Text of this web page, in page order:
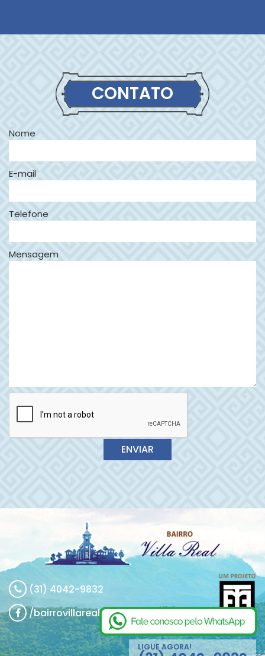
LIGUE AGORA!
CONTATO
Nome
E-mail
Telefone
Mensagem
(31) 4042-9832
/bairrovillareal